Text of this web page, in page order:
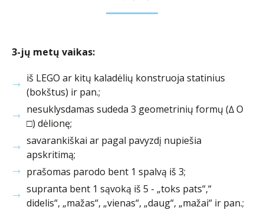
3-jų metų vaikas:
iš LEGO ar kitų kaladėlių konstruoja statinius
(bokštus) ir pan.;
nesuklysdamas sudeda 3 geometrinių formų (∆ O
□) dėlionę;
savarankiškai ar pagal pavyzdį nupiešia
apskritimą;
prašomas parodo bent 1 spalvą iš 3;
supranta bent 1 sąvoką iš 5 - „toks pats“,“
didelis“, „mažas“, „vienas“, „daug“, „mažai“ ir pan.;